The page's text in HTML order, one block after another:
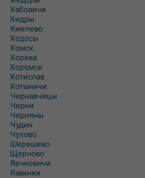
Хабовичи
Хидры
Хмелево
Ходосы
Хомск
Хорева
Хоромск
Хотислав
Хотыничи
Чернавчицы
Черни
Черняны
Чудин
Чухово
Шерешево
Щерчово
Яечковичи
Язвинки